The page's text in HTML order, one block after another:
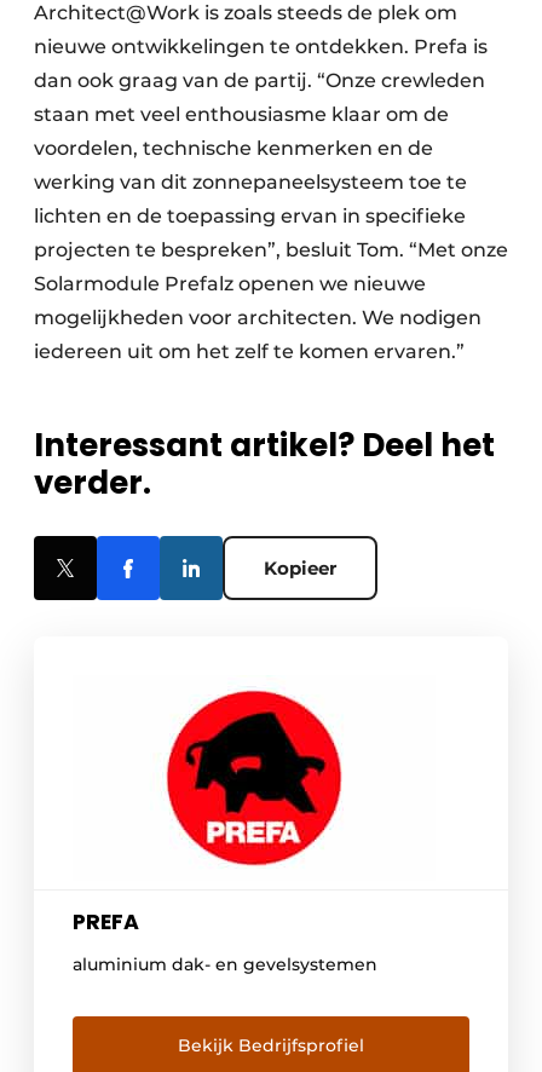
Architect@Work is zoals steeds de plek om
nieuwe ontwikkelingen te ontdekken. Prefa is
dan ook graag van de partij. “Onze crewleden
staan met veel enthousiasme klaar om de
voordelen, technische kenmerken en de
werking van dit zonnepaneelsysteem toe te
lichten en de toepassing ervan in specifieke
projecten te bespreken”, besluit Tom. “Met onze
Solarmodule Prefalz openen we nieuwe
mogelijkheden voor architecten. We nodigen
iedereen uit om het zelf te komen ervaren.”
Interessant artikel? Deel het
verder.
Kopieer
PREFA
aluminium dak- en gevelsystemen
Bekijk Bedrijfsprofiel